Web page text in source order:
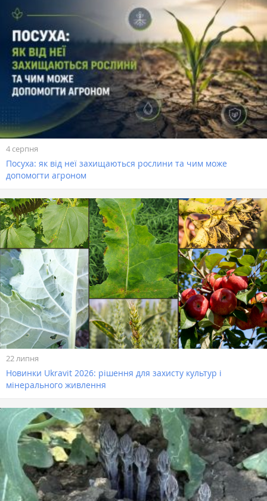
4 серпня
Посуха: як від неї захищаються рослини та чим може
допомогти агроном
22 липня
Новинки Ukravit 2026: рішення для захисту культур і
мінерального живлення